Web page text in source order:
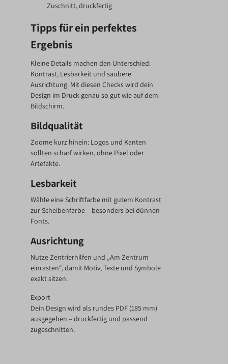
Zuschnitt, druckfertig
Tipps für ein perfektes
Ergebnis
Kleine Details machen den Unterschied:
Kontrast, Lesbarkeit und saubere
Ausrichtung. Mit diesen Checks wird dein
Design im Druck genau so gut wie auf dem
Bildschirm.
Bildqualität
Zoome kurz hinein: Logos und Kanten
sollten scharf wirken, ohne Pixel oder
Artefakte.
Lesbarkeit
Wähle eine Schriftfarbe mit gutem Kontrast
zur Scheibenfarbe – besonders bei dünnen
Fonts.
Ausrichtung
Nutze Zentrierhilfen und „Am Zentrum
einrasten“, damit Motiv, Texte und Symbole
exakt sitzen.
Export
Dein Design wird als rundes PDF (185 mm)
ausgegeben – druckfertig und passend
zugeschnitten.